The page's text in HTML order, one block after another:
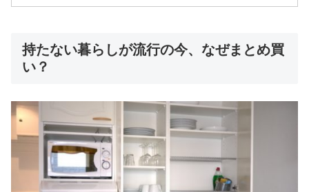
持たない暮らしが流行の今、なぜまとめ買
い？